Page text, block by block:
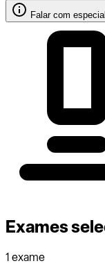
Falar com
Exames
1 exame